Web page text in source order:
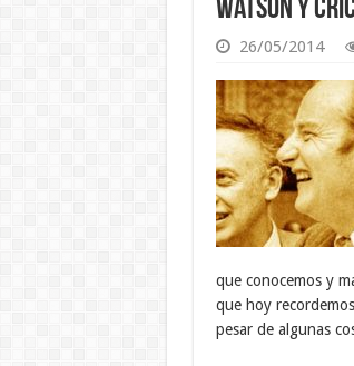
Watson y
26/05/2014
que conocemos y
que hoy
pesar de algunas